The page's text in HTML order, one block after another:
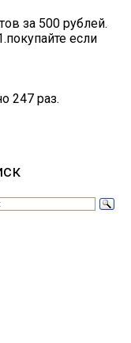
за 500 рублей.
если
247 раз.